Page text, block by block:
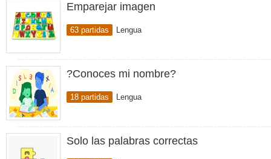
Emparejar imagen
63 partidas Lengua
?Conoces mi nombre?
18 partidas Lengua
Solo las palabras correctas